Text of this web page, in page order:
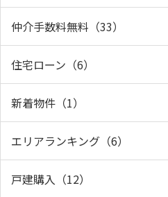
仲介手数料無料（33）
住宅ローン（6）
新着物件（1）
エリアランキング（6）
戸建購入（12）